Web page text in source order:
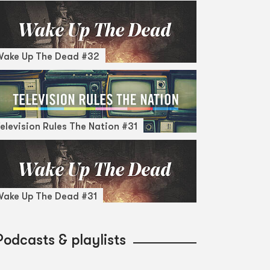
Up The Dead #32
Rules The Nation #31
Up The Dead #31
& playlists